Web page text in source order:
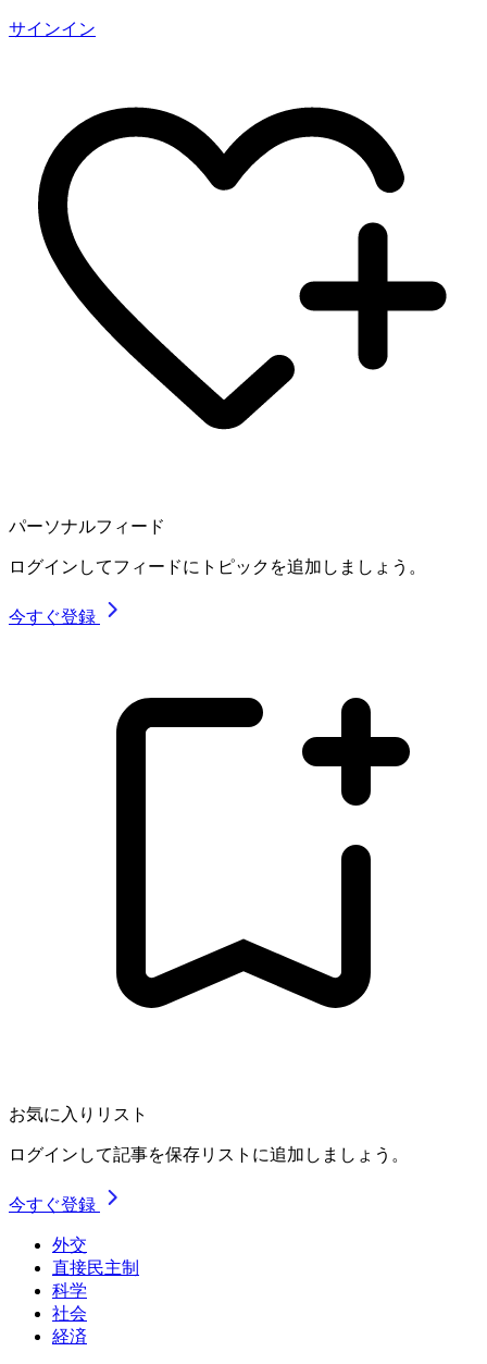
サインイン
パーソナルフィード
ログインしてフィードにトピックを追加しましょう。
今すぐ登録
お気に入りリスト
ログインして記事を保存リストに追加しましょう。
今すぐ登録
外交
直接民主制
科学
社会
経済